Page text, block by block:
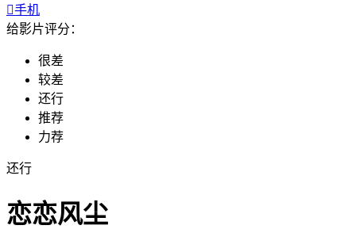
手机
给影片评分：
很差
较差
还行
推荐
力荐
还行
恋恋风尘